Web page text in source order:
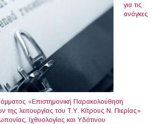
για τις
ανάγκες
«Επιστημονική Παρακολούθηση
της λειτουργίας του Τ.Υ. Κίτρους Ν. Πιερίας»
Ιχθυολογίας και Υδάτινου